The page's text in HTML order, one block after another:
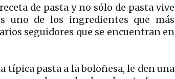
de pasta y no sólo de pasta vive
uno de los ingredientes que más
seguidores que se encuentran en
típica pasta a la boloñesa, le den una